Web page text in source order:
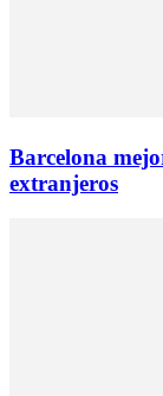
Barcelona
extranjeros